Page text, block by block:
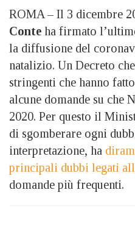
ROMA – Il 3 dicembre
Conte ha firmato
la diffusione del
natalizio. Un Decreto
stringenti che hanno
alcune domande su che
2020. Per questo il
di sgomberare ogni
interpretazione, ha
principali dubbi legati
domande più frequenti.